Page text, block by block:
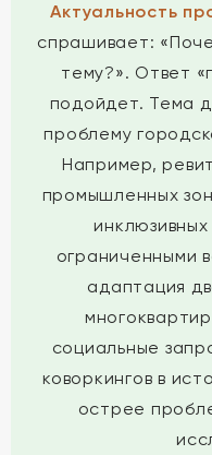
Актуальность
спрашивает:
тему?». Ответ
подойдет. Тема
проблему
Например,
промышленных
ограниченными
адаптация
социальные
коворкингов в
острее